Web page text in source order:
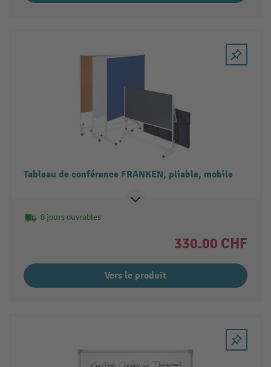
Tableau de conférence FRANKEN, pliable, mobile
8 jours ouvrables
330.00 CHF
Vers le produit